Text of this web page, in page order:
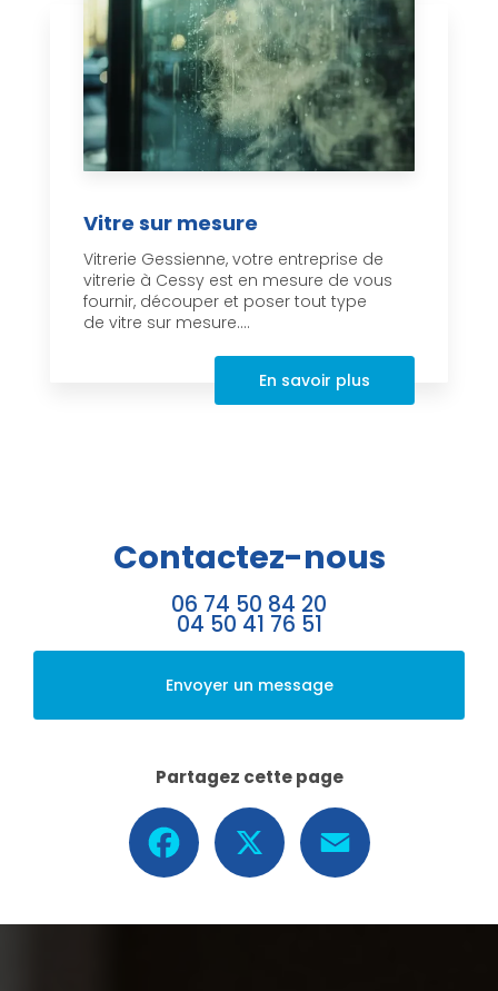
Vitre sur mesure
Vitrerie Gessienne, votre entreprise de
vitrerie à Cessy est en mesure de vous
fournir, découper et poser tout type
de vitre sur mesure....
En savoir plus
Contactez-nous
06 74 50 84 20
04 50 41 76 51
Envoyer un message
Partagez cette page
Facebook